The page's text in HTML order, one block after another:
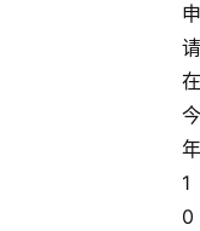
申
请
在
今
年
1
0